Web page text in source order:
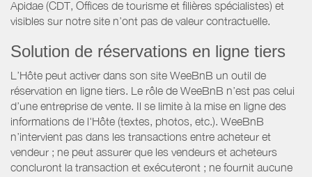
Apidae (CDT, Offices de tourisme et filières spécialistes) et
visibles sur notre site n’ont pas de valeur contractuelle.
Solution de réservations en ligne tiers
L’Hôte peut activer dans son site WeeBnB un outil de
réservation en ligne tiers. Le rôle de WeeBnB n’est pas celui
d’une entreprise de vente. Il se limite à la mise en ligne des
informations de l'Hôte (textes, photos, etc.). WeeBnB
n’intervient pas dans les transactions entre acheteur et
vendeur ; ne peut assurer que les vendeurs et acheteurs
concluront la transaction et exécuteront ; ne fournit aucune